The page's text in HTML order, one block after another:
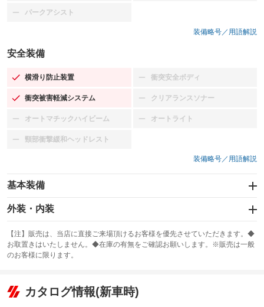
パークアシスト
：装備なし
装備略号／用語解説
安全装備
横滑り防止装置
：装備あり 衝突安全ボディ
：装備なし
衝突被害軽減システム
：装備あり クリアランスソナー
：装備なし
オートマチックハイビーム
：装備なし オートライト
：装備なし
頸部衝撃緩和ヘッドレスト
：装備なし
装備略号／用語解説
基本装備
エアバッグ：運転席/助手席/サイド
：装備あり
：装備あり
サンルーフ
：装備なし ABS
リフトアップ
：装備なし
外装・内装
カーナビ：メモリーナビ他
：装備あり
TV：フルセグ
：装備あり
ビジュアル：-／DVD再生
：装備あり
【注】販売は、当店に直接ご来場頂けるお客様を優先させていただきます。◆
お取置きはいたしません。◆在庫の有無をご確認お願いします。※販売は一般
のお客様に限ります。
カタログ情報(新車時)